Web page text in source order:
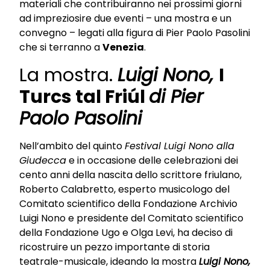
materiali che contribuiranno nei prossimi giorni
ad impreziosire due eventi – una mostra e un
convegno – legati alla figura di Pier Paolo Pasolini
che si terranno aVenezia.
La mostra. Luigi Nono, I
Turcs tal Friúldi Pier
Paolo Pasolini
Nell’ambito del quintoFestival Luigi Nono alla
Giudeccae in occasione delle celebrazioni dei
cento anni della nascita dello scrittore friulano,
Roberto Calabretto, esperto musicologo del
Comitato scientifico della Fondazione Archivio
Luigi Nono e presidente del Comitato scientifico
della Fondazione Ugo e Olga Levi, ha deciso di
ricostruire un pezzo importante di storia
teatrale-musicale, ideando la mostraLuigi Nono,